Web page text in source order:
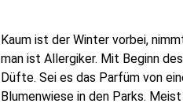
Kaum ist der Winter vorbei,
man ist Allergiker. Mit Beginn
Düfte. Sei es das Parfüm von
Blumenwiese in den Parks.